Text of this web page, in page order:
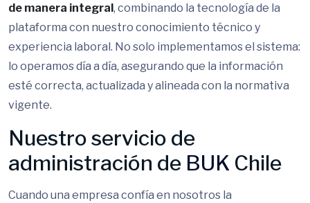
de manera integral, combinando la tecnología de la
plataforma con nuestro conocimiento técnico y
experiencia laboral. No solo implementamos el sistema:
lo operamos día a día, asegurando que la información
esté correcta, actualizada y alineada con la normativa
vigente.
Nuestro servicio de
administración de BUK Chile
Cuando una empresa confía en nosotros la